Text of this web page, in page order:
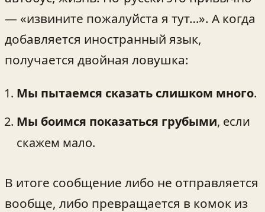
— «извините пожалуйста я тут…». А когда
добавляется иностранный язык,
получается двойная ловушка:
Мы пытаемся сказать слишком много.
Мы боимся показаться грубыми, если
скажем мало.
В итоге сообщение либо не отправляется
вообще, либо превращается в комок из